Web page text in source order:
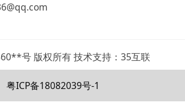
号 版权所有 技术支持：35互联
粤ICP备18082039号-1